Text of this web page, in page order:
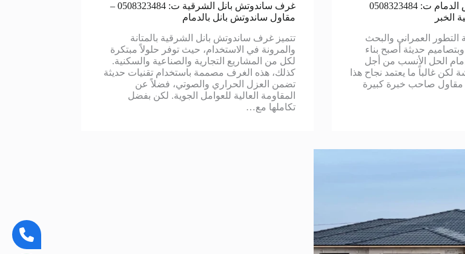
بناء ملحق في الحوش الدمام ت: 0508323484
الخبر
العمراني والبحث
حديثة أصبح بناء
الحل الأنسب من أجل
غالباً ما يعتمد نجاح هذا
مقاول صاحب خبرة كبيرة
غرف ساندوتش بانل الشرقية ت: 0508323484 –
مقاول ساندوتش بانل بالدمام
تتميز غرف ساندوتش بانل الشرقية بالمتانة
والمرونة في الاستخدام، حيث توفر حلولاً مبتكرة
لكل من المشاريع التجارية والصناعية والسكنية.
كذلك، هذه الغرف مصممة باستخدام تقنيات حديثة
تضمن العزل الحراري والصوتي، فضلاً عن
المقاومة العالية للعوامل الجوية. لكن بفضل
تكاملها مع…